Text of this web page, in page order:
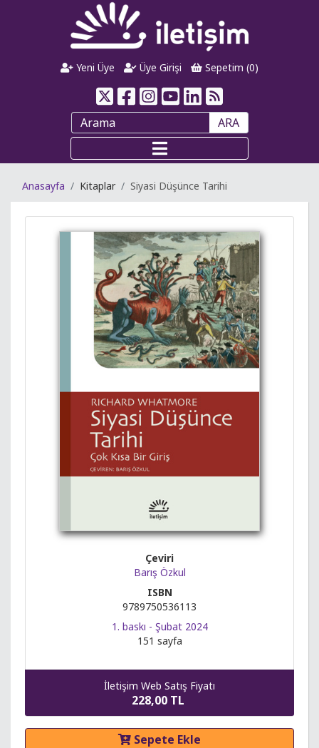
Yeni Üye Üye Girişi Sepetim (0)
ARA
Anasayfa Kitaplar Siyasi Düşünce Tarihi
Çeviri
Barış Özkul
ISBN
9789750536113
1. baskı - Şubat 2024
151 sayfa
İletişim Web Satış Fiyatı
228,00 TL
Sepete Ekle